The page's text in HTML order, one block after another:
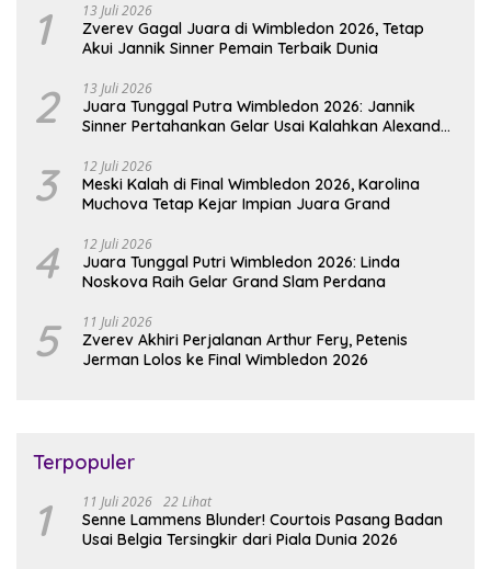
1 13 Juli 2026
Zverev Gagal Juara di Wimbledon 2026, Tetap
Akui Jannik Sinner Pemain Terbaik Dunia
2 13 Juli 2026
Juara Tunggal Putra Wimbledon 2026: Jannik
Sinner Pertahankan Gelar Usai Kalahkan Alexander
3 12 Juli 2026
Meski Kalah di Final Wimbledon 2026, Karolina
Muchova Tetap Kejar Impian Juara Grand
4 12 Juli 2026
Juara Tunggal Putri Wimbledon 2026: Linda
Noskova Raih Gelar Grand Slam Perdana
5 11 Juli 2026
Zverev Akhiri Perjalanan Arthur Fery, Petenis
Jerman Lolos ke Final Wimbledon 2026
Terpopuler
1 11 Juli 2026 22 Lihat
Senne Lammens Blunder! Courtois Pasang Badan
Usai Belgia Tersingkir dari Piala Dunia 2026